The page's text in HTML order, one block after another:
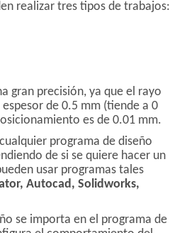
realizar tres tipos de trabajos:
gran precisión, ya que el rayo
de 0.5 mm (tiende a 0
es de 0.01 mm.
programa de diseño
de si se quiere hacer un
usar programas tales
Autocad, Solidworks,
se importa en el programa de